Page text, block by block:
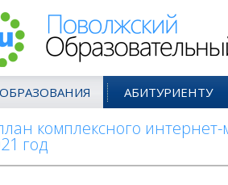
АБИТУРИЕНТУ
комплексного
год